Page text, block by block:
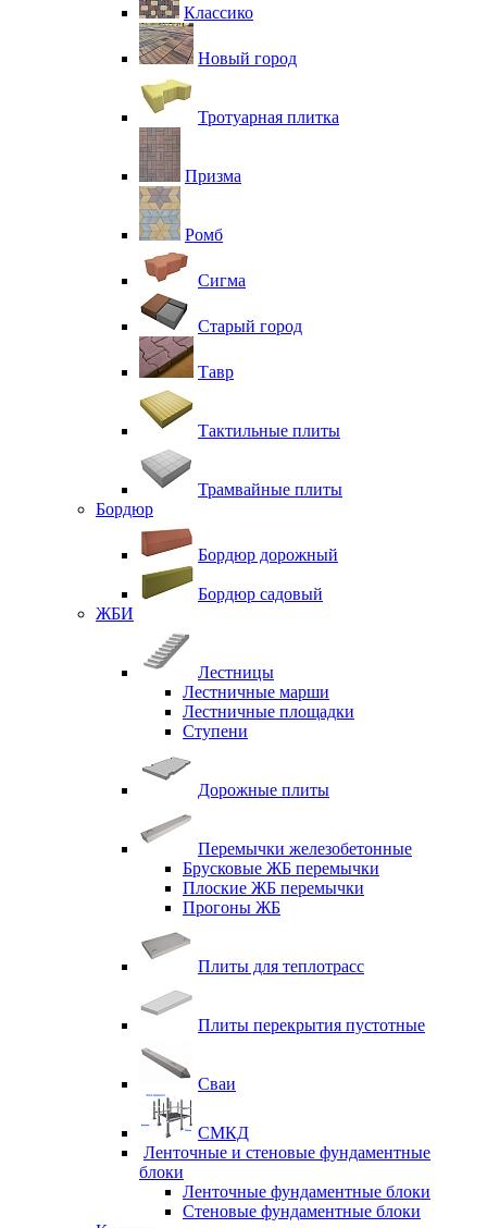
Классико
Новый город
Тротуарная плитка
Призма
Ромб
Сигма
Старый город
Тавр
Тактильные плиты
Трамвайные плиты
Бордюр
Бордюр дорожный
Бордюр садовый
ЖБИ
Лестницы
Лестничные марши
Лестничные площадки
Ступени
Дорожные плиты
Перемычки железобетонные
Брусковые ЖБ перемычки
Плоские ЖБ перемычки
Прогоны ЖБ
Плиты для теплотрасс
Плиты перекрытия пустотные
Сваи
СМКД
Ленточные и стеновые фундаментные
блоки
Ленточные фундаментные блоки
Стеновые фундаментные блоки